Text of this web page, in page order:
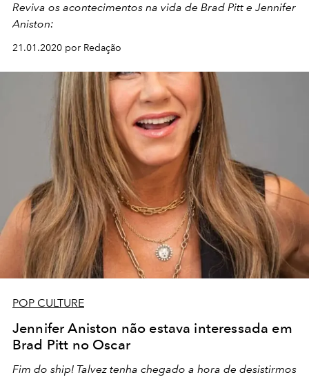
Reviva os acontecimentos na vida de Brad Pitt e Jennifer
Aniston:
21.01.2020 por Redação
POP CULTURE
Jennifer Aniston não estava interessada em
Brad Pitt no Oscar
Fim do ship! Talvez tenha chegado a hora de desistirmos